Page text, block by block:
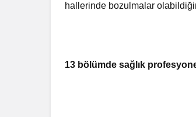
hallerinde bozulmalar
13 bölümde sağlık